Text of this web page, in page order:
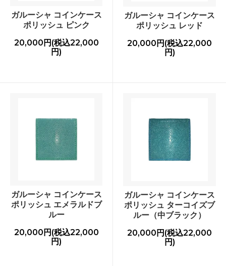
ガルーシャ コインケース
ポリッシュ ピンク
20,000円(税込22,000
円)
ガルーシャ コインケース
ポリッシュ レッド
20,000円(税込22,000
円)
ガルーシャ コインケース
ポリッシュ エメラルドブ
ルー
20,000円(税込22,000
円)
ガルーシャ コインケース
ポリッシュ ターコイズブ
ルー（中ブラック）
20,000円(税込22,000
円)